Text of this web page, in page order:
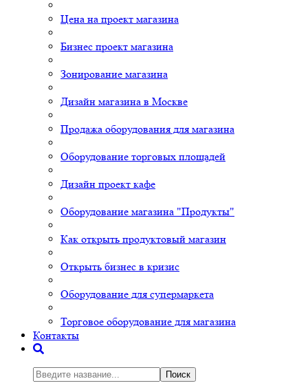
Цена на проект магазина
Бизнес проект магазина
Зонирование магазина
Дизайн магазина в Москве
Продажа оборудования для магазина
Оборудование торговых площадей
Дизайн проект кафе
Оборудование магазина "Продукты"
Как открыть продуктовый магазин
Открыть бизнес в кризис
Оборудование для супермаркета
Торговое оборудование для магазина
Контакты
Поиск